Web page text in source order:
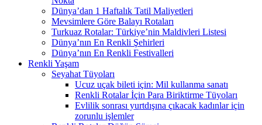
Dünya’dan 1 Haftalık Tatil Maliyetleri
Mevsimlere Göre Balayı Rotaları
Turkuaz Rotalar: Türkiye’nin Maldivleri Listesi
Dünya’nın En Renkli Şehirleri
Dünya’nın En Renkli Festivalleri
Renkli Yaşam
Seyahat Tüyoları
Ucuz uçak bileti için: Mil kullanma sanatı
Renkli Rotalar İçin Para Biriktirme Tüyoları
Evlilik sonrası yurtdışına çıkacak kadınlar için
zorunlu işlemler